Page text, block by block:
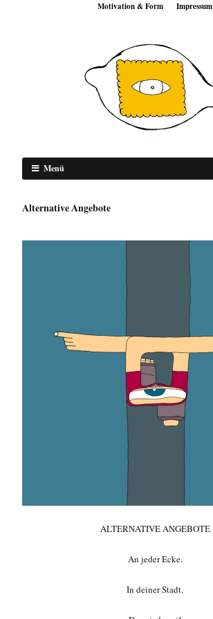
Motivation & Form Impressum
Menü
Alternative Angebote
ALTERNATIVE ANGEBOTE
An jeder Ecke.
In deiner Stadt.